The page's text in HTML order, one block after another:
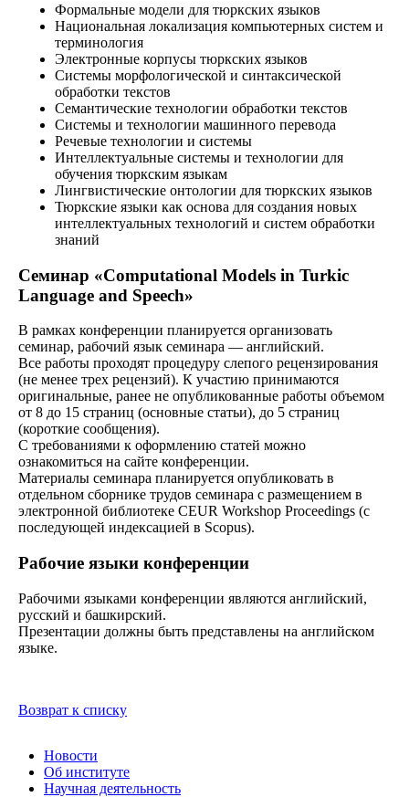
Формальные модели для тюркских языков
Национальная локализация компьютерных систем и
терминология
Электронные корпусы тюркских языков
Системы морфологической и синтаксической
обработки текстов
Семантические технологии обработки текстов
Системы и технологии машинного перевода
Речевые технологии и системы
Интеллектуальные системы и технологии для
обучения тюркским языкам
Лингвистические онтологии для тюркских языков
Тюркские языки как основа для создания новых
интеллектуальных технологий и систем обработки
знаний
Cеминар «Computational Models in Turkic
Language and Speech»
В рамках конференции планируется организовать
семинар, рабочий язык семинара — английский.
Все работы проходят процедуру слепого рецензирования
(не менее трех рецензий). К участию принимаются
оригинальные, ранее не опубликованные работы объемом
от 8 до 15 страниц (основные статьи), до 5 страниц
(короткие сообщения).
С требованиями к оформлению статей можно
ознакомиться на сайте конференции.
Материалы семинара планируется опубликовать в
отдельном сборнике трудов семинара с размещением в
электронной библиотеке CEUR Workshop Proceedings (с
последующей индексацией в Scopus).
Рабочие языки конференции
Рабочими языками конференции являются английский,
русский и башкирский.
Презентации должны быть представлены на английском
языке.
Возврат к списку
Новости
Об институте
Научная деятельность